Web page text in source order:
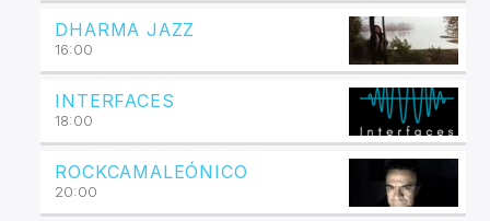
DHARMA JAZZ
16:00
INTERFACES
18:00
ROCKCAMALEÓNICO
20:00